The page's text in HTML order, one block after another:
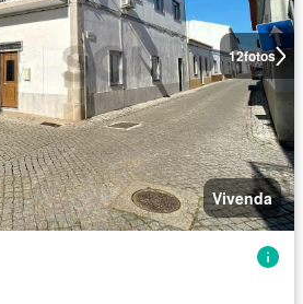
12fotos
Vivenda